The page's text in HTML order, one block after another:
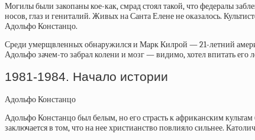
Могилы были закопаны кое-как, смрад стоял такой, что федералы
носов, глаз и гениталий. Живых на Санта Елене не оказалось.
Адольфо Констанцо.
Среди умерщвленных обнаружился и Марк Килрой — 21-летний
Адольфо зачем-то забрал колени и мозг — видимо, хотел впитать его
1981-1984. Начало истории
Адольфо Констанцо
Адольфо Констанцобыл белым, но его страсть к африканским
заключается в том, что на нее христианство повлияло сильнее.